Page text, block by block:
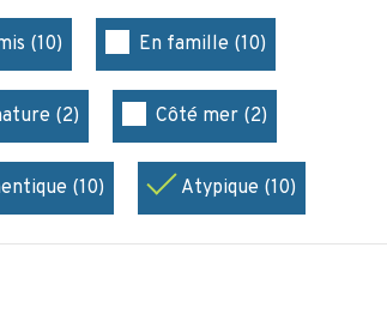
(10) En famille (10)
(2) Côté mer (2)
(10) Atypique (10)